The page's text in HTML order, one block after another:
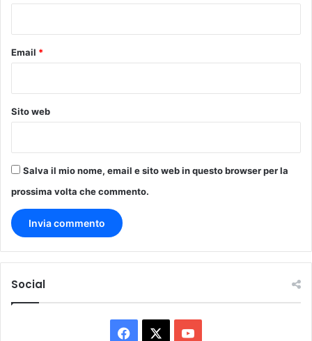
Email *
Sito web
Salva il mio nome, email e sito web in questo browser per la
prossima volta che commento.
Social
Facebook You